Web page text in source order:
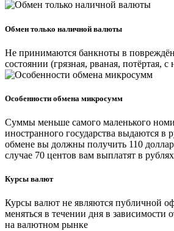
Обмен только наличной валюты
Не принимаются банкноты в
состоянии (грязная, рваная, потёртая,
Особенности обмена микросумм
Суммы меньше самого маленького
иностранного государства выдаются в
обмене вы должны получить 110
случае 70 центов вам выплатят в
Курсы валют
Курсы валют не являются публичной
меняться в течении дня в зависимости
на валютном рынке